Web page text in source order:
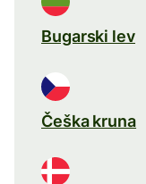
Bugarski lev
Češka kruna